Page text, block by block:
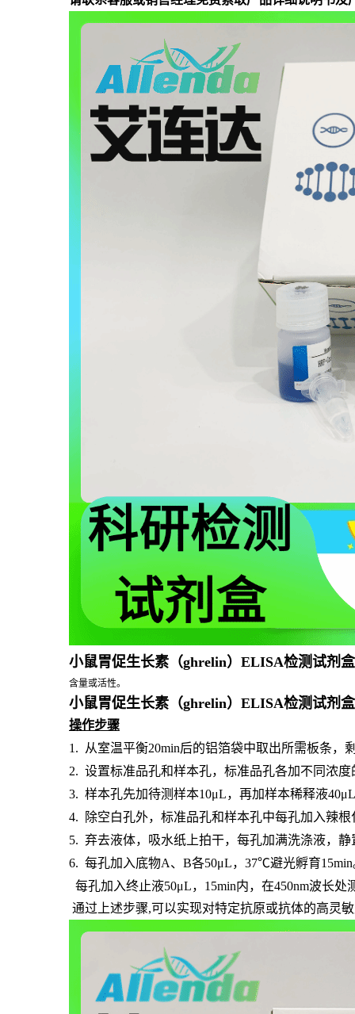
小鼠胃促生长素（ghrelin）ELISA检测试剂
含量或活性。
小鼠胃促生长素（ghrelin）ELISA检测试剂
操作步骤
1.
从室温平衡20min后的铝箔袋中取出所需板条
2. 设置标准品孔和样本孔，标准品孔各加不同浓度
3. 样本孔先加待测样本10μL，再加样本稀释液
4.
除空白孔外，标准品孔和样本孔中每孔加入辣根
5. 弃去液体，吸水纸上拍干，每孔加满洗涤液，静
6. 每孔加入底物A、B各50μL，37℃避光孵育15min
每孔加入终止液50μL，15min内，在450nm波长处
通过上述步骤,可以实现对特定抗原或抗体的高灵